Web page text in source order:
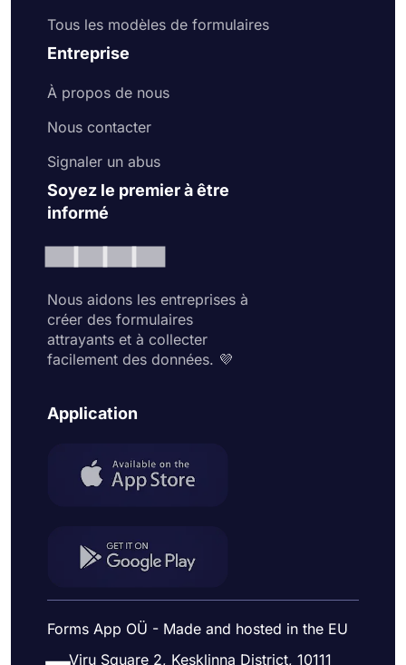
Tous les modèles de formulaires
Entreprise
À propos de nous
Nous contacter
Signaler un abus
Soyez le premier à être
informé
Nous aidons les entreprises à
créer des formulaires
attrayants et à collecter
facilement des données. 💜
Application
Forms App OÜ - Made and hosted in the EU
Viru Square 2, Kesklinna District, 10111